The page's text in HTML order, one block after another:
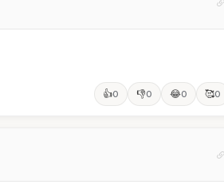
👍0 👎0 😂0 🥰0